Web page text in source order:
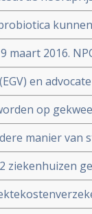
Bhatia
maart 2016.
aan
en
in
op
met mooie
manier van
RCT’s:
ziekenhuizen
zijn dit wel te